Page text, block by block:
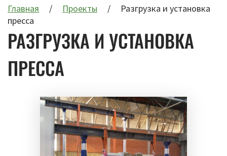
Главная Проекты
Разгрузка и установка
пресса
РАЗГРУЗКА И УСТАНОВКА
ПРЕССА